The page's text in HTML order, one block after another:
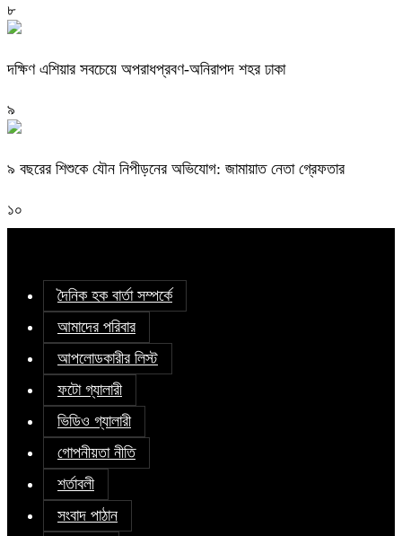
৮
দক্ষিণ এশিয়ার সবচেয়ে অপরাধপ্রবণ-অনিরাপদ শহর ঢাকা
৯
৯ বছরের শিশুকে যৌন নিপীড়নের অভিযোগ: জামায়াত নেতা গ্রেফতার
১০
দৈনিক হক বার্তা সম্পর্কে
আমাদের পরিবার
আপলোডকারীর লিস্ট
ফটো গ্যালারী
ভিডিও গ্যালারী
গোপনীয়তা নীতি
শর্তাবলী
সংবাদ পাঠান